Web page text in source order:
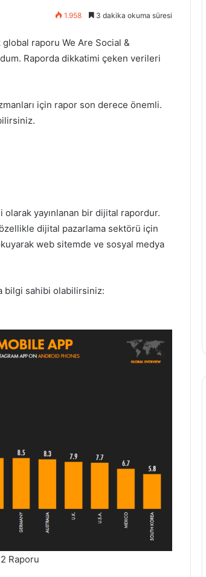
1.958 3 dakika okuma süresi
raporu We Are Social &
Raporda dikkatimi çeken verileri
için rapor son derece önemli.
yayınlanan bir dijital rapordur.
dijital pazarlama sektörü için
web sitemde ve sosyal medya
bilgi sahibi olabilirsiniz:
Raporu